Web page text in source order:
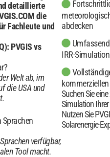
detaillierte
die
Fachleute und
PVGIS vs
Welt ab, im
die USA und
Sprachen
verfügbar,
Tool macht.
abdecken
IRR-Simulation
Suchen Sie
Simulation
Nutzen Sie
Solarenergie-